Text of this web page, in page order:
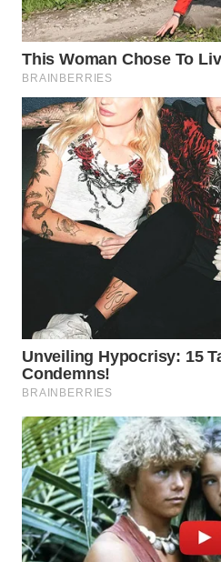
WN
SULUT
WN
MALUKU
WN
MALUT
WN
DAIRI
TOBA
WN
NIAS
WN
LANGKAT
WN
TAPANULI
SELATAN